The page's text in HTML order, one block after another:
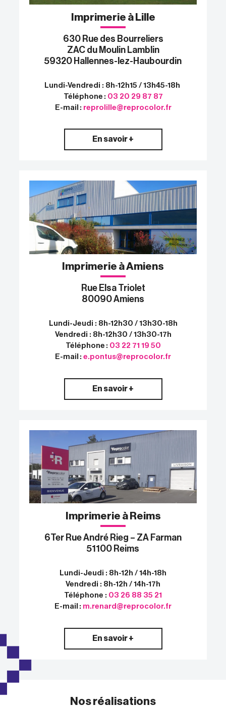
Imprimerie à Lille
630 Rue des Bourreliers
ZAC du Moulin Lamblin
59320 Hallennes-lez-Haubourdin
Lundi-Vendredi : 8h-12h15 / 13h45-18h
Téléphone : 03 20 29 87 87
E-mail : reprolille@reprocolor.fr
En savoir +
Imprimerie à Amiens
Rue Elsa Triolet
80090 Amiens
Lundi-Jeudi : 8h-12h30 / 13h30-18h
Vendredi : 8h-12h30 / 13h30-17h
Téléphone : 03 22 71 19 50
E-mail : e.pontus@reprocolor.fr
En savoir +
Imprimerie à Reims
6Ter Rue André Rieg – ZA Farman
51100 Reims
Lundi-Jeudi : 8h-12h / 14h-18h
Vendredi : 8h-12h / 14h-17h
Téléphone : 03 26 88 35 21
E-mail : m.renard@reprocolor.fr
En savoir +
Nos réalisations